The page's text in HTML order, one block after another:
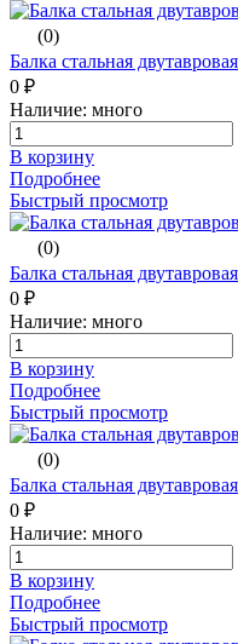
(0)
Балка стальная
0 ₽
Наличие: много
В корзину
Подробнее
Быстрый просмотр
(0)
Балка стальная
0 ₽
Наличие: много
В корзину
Подробнее
Быстрый просмотр
(0)
Балка стальная
0 ₽
Наличие: много
В корзину
Подробнее
Быстрый просмотр